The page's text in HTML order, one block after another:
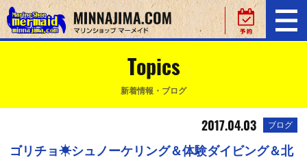
Topics
新着情報・ブログ
2017.04.03 ブログ
ゴリチョ☀シュノーケリング＆体験ダイビング＆北